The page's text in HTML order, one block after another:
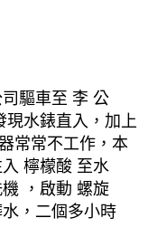
驅車至 李 公
現水錶直入，加上
常常不工作，本
檸檬酸 至水
，啟動 螺旋
，二個多小時